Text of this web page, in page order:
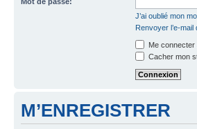
J’ai oublié mon
Renvoyer l’e-
Me connecter
Cacher mon
M’ENREGISTRER